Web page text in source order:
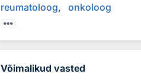
reumatoloog
onkoloog
Võimalikud vasted